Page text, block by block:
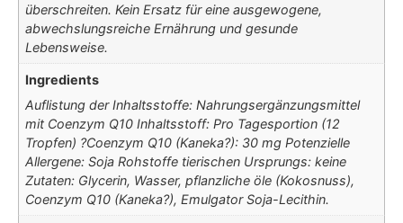
überschreiten. Kein Ersatz für eine ausgewogene,
abwechslungsreiche Ernährung und gesunde
Lebensweise.
Ingredients
Auflistung der Inhaltsstoffe: Nahrungsergänzungsmittel
mit Coenzym Q10 Inhaltsstoff: Pro Tagesportion (12
Tropfen) ?Coenzym Q10 (Kaneka?): 30 mg Potenzielle
Allergene: Soja Rohstoffe tierischen Ursprungs: keine
Zutaten: Glycerin, Wasser, pflanzliche öle (Kokosnuss),
Coenzym Q10 (Kaneka?), Emulgator Soja-Lecithin.